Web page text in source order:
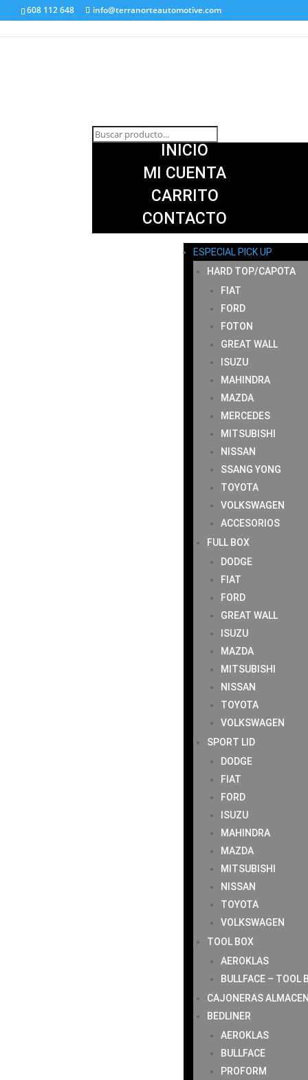
608 112 648 info@terranorteautomotive.com
INICIO
MI CUENTA
CARRITO
CONTACTO
ESPECIAL PICK UP
HARD TOP/CAPOTA
FIAT
FORD
FOTON
GREAT WALL
ISUZU
MAHINDRA
MAZDA
MERCEDES
MITSUBISHI
NISSAN
SSANG YONG
TOYOTA
VOLKSWAGEN
ACCESORIOS
FULL BOX
DODGE
FIAT
FORD
GREAT WALL
ISUZU
MAZDA
MITSUBISHI
NISSAN
TOYOTA
VOLKSWAGEN
SPORT LID
DODGE
FIAT
FORD
ISUZU
MAHINDRA
MAZDA
MITSUBISHI
NISSAN
TOYOTA
VOLKSWAGEN
TOOL BOX
AEROKLAS
BULLFACE – TOOL
CAJONERAS
BEDLINER
AEROKLAS
BULLFACE
PROFORM